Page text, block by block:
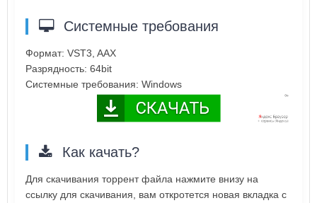
Системные требования
Формат: VST3, AAX
Разрядность: 64bit
Системные требования: Windows
Как качать?
Для скачивания торрент файла нажмите внизу на
ссылку для скачивания, вам откротется новая вкладка с